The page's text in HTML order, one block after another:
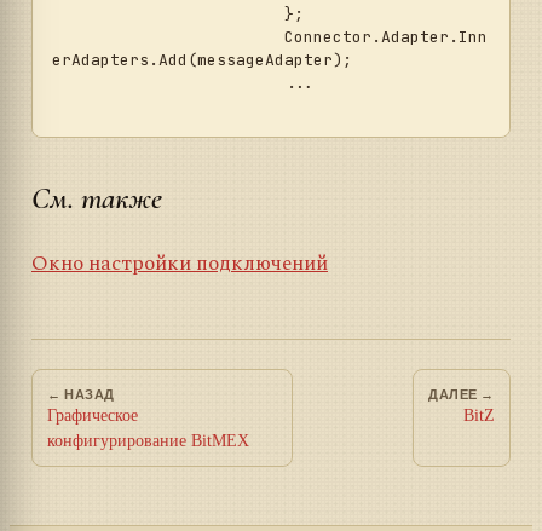
erAdapters.Add(messageAdapter);
См. также
Окно настройки подключений
← НАЗАД
Графическое
конфигурирование BitMEX
ДАЛЕЕ →
BitZ